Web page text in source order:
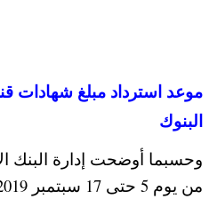
البنوك
وحسبما أوضحت إدارة البنك